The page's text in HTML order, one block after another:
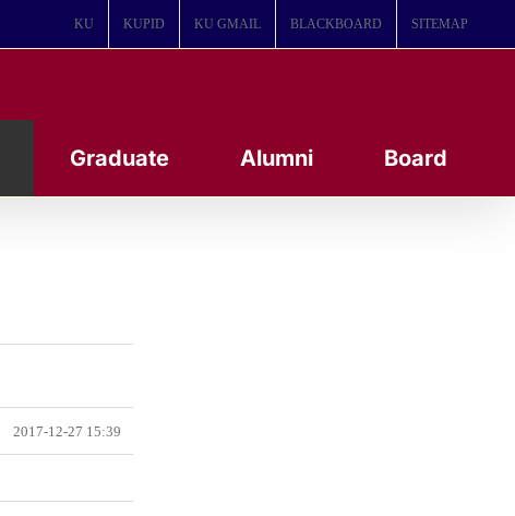
KU KUPID KU GMAIL BLACKBOARD SITEMAP
Graduate Alumni Board
2017-12-27 15:39